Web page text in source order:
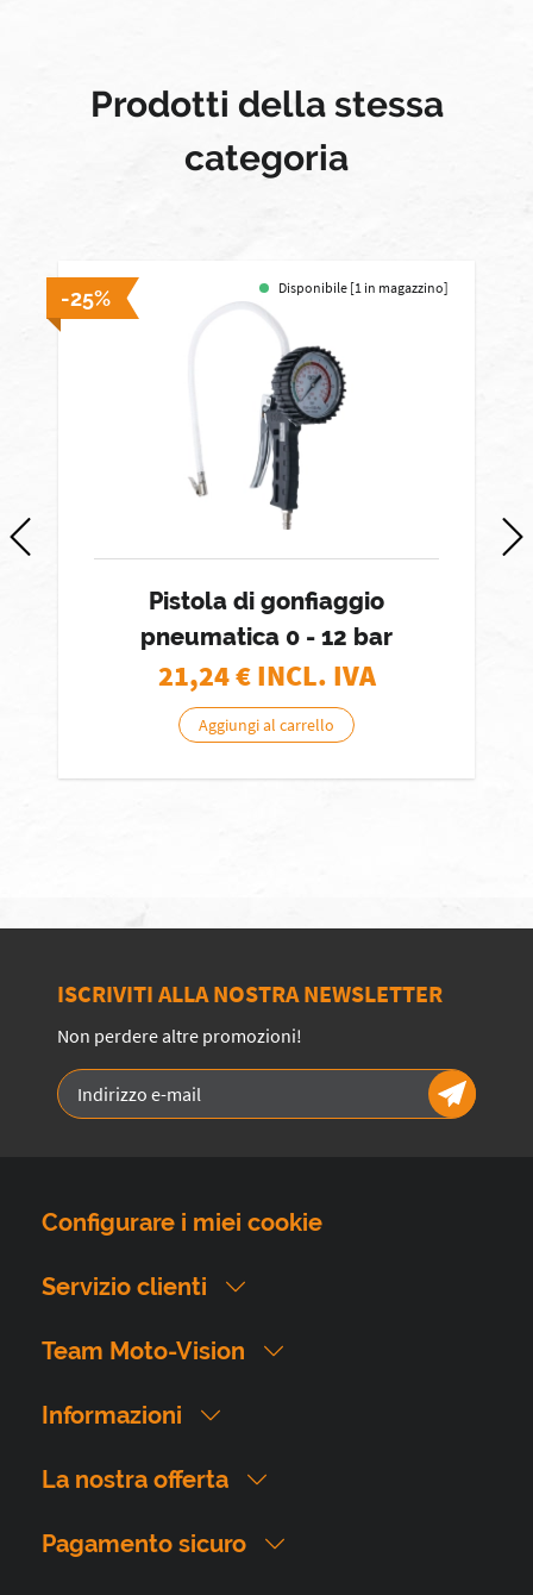
Prodotti della stessa
categoria
-25% Disponibile [1 in magazzino]
Pistola di gonfiaggio
pneumatica 0 - 12 bar
21,24€ INCL. IVA
Aggiungi al carrello
ISCRIVITI ALLA NOSTRA NEWSLETTER
Non perdere altre promozioni!
Configurare i miei cookie
Servizio clienti
Team Moto-Vision
Informazioni
La nostra offerta
Pagamento sicuro